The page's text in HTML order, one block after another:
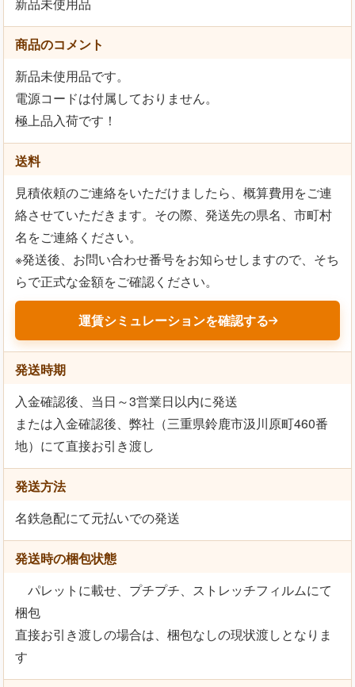
商品のコメント
新品未使用品です。
電源コードは付属しておりません。
極上品入荷です！
送料
見積依頼のご連絡をいただけましたら、概算費用をご連
絡させていただきます。その際、発送先の県名、市町村
名をご連絡ください。
※発送後、お問い合わせ番号をお知らせしますので、そち
らで正式な金額をご確認ください。
運賃シミュレーションを確認する
発送時期
入金確認後、当日～3営業日以内に発送
または入金確認後、弊社（三重県鈴鹿市汲川原町460番
地）にて直接お引き渡し
発送方法
名鉄急配にて元払いでの発送
発送時の梱包状態
パレットに載せ、プチプチ、ストレッチフィルムにて
梱包
直接お引き渡しの場合は、梱包なしの現状渡しとなりま
す